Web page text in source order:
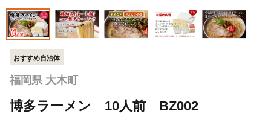
おすすめ自治体
福岡県 大木町
博多ラーメン 10人前 BZ002